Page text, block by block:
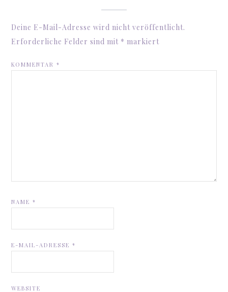
Deine E-Mail-Adresse wird nicht veröffentlicht.
Erforderliche Felder sind mit * markiert
KOMMENTAR*
NAME*
E-MAIL-ADRESSE*
WEBSITE